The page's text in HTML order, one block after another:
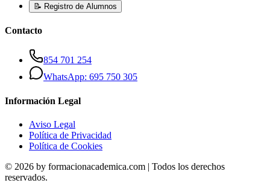
📝 Registro de Alumnos
Contacto
854 701 254
WhatsApp: 695 750 305
Información Legal
Aviso Legal
Política de Privacidad
Política de Cookies
© 2026 by formacionacademica.com | Todos los derechos
reservados.